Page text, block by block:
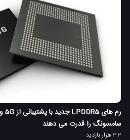
سامسونگ را قدرت می دهند
2.2 هزار بازدید